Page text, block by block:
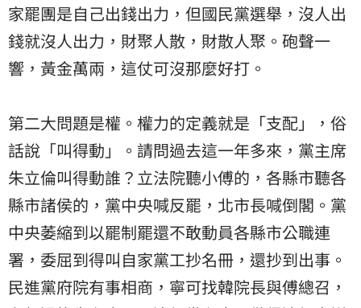
家罷團是自己出錢出力，但國民黨選舉，沒人出
錢就沒人出力，財聚人散，財散人聚。砲聲一
響，黃金萬兩，這仗可沒那麼好打。
第二大問題是權。權力的定義就是「支配」，俗
話說「叫得動」。請問過去這一年多來，黨主席
朱立倫叫得動誰？立法院聽小傅的，各縣市聽各
縣市諸侯的，黨中央喊反罷，北市長喊倒閣。黨
中央萎縮到以罷制罷還不敢動員各縣市公職連
署，委屈到得叫自家黨工抄名冊，還抄到出事。
民進黨府院有事相商，寧可找韓院長與傅總召，